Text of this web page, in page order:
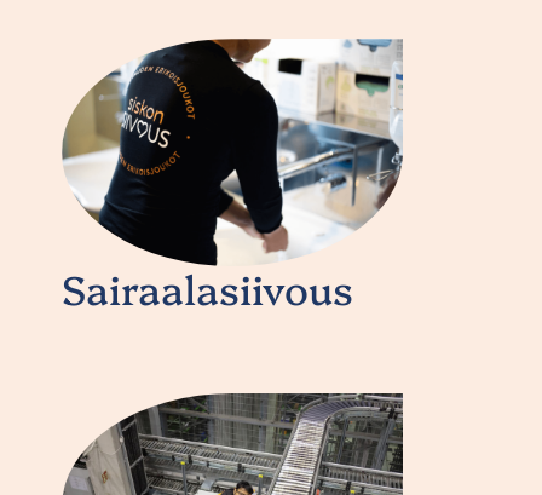
Sairaalasiivous